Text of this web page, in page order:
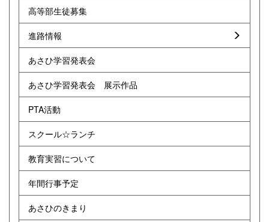
高等部生徒募集
進路情報
あさひ学習発表会
あさひ学習発表会 展示作品
PTA活動
スクール☆ランチ
教育実習について
年間行事予定
あさひのきまり